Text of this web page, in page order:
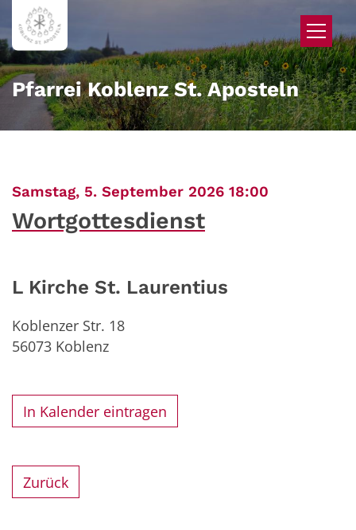
Zum Inhalt springen
Pfarrei Koblenz St. Aposteln
Samstag, 5. September 2026 18:00
Wortgottesdienst
L Kirche St. Laurentius
Koblenzer Str. 18
56073 Koblenz
In Kalender eintragen
Zurück